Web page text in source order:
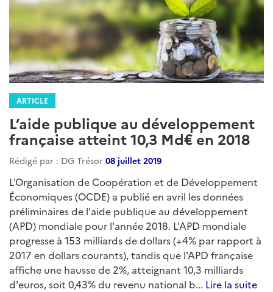
ARTICLE
L’aide publique au développement
française atteint 10,3 Md€ en 2018
Rédigé par : DG Trésor 08 juillet 2019
L'Organisation de Coopération et de Développement
Économiques (OCDE) a publié en avril les données
préliminaires de l'aide publique au développement
(APD) mondiale pour l'année 2018. L'APD mondiale
progresse à 153 milliards de dollars (+4% par rapport à
2017 en dollars courants), tandis que l'APD française
affiche une hausse de 2%, atteignant 10,3 milliards
d'euros, soit 0,43% du revenu national b... Lire la suite